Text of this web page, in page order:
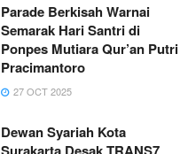
Parade Berkisah Warnai
Semarak Hari Santri di
Ponpes Mutiara Qur’an Putri
Pracimantoro
27 OCT 2025
Dewan Syariah Kota
Surakarta Desak TRANS7